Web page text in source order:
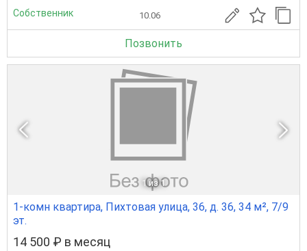
Собственник 10.06
Позвонить
1 из 1
1-комн квартира, Пихтовая улица, 36, д. 36, 34 м², 7/9
эт.
14 500 ₽ в месяц